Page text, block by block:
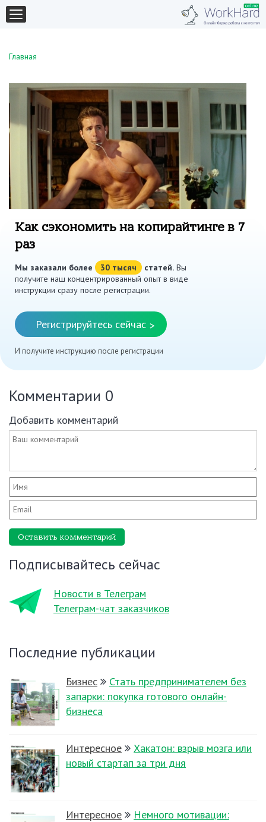
Главная
Как сэкономить на копирайтинге в 7
раз
Мы заказали более 30 тысяч статей. Вы
получите наш концентрированный опыт в виде
инструкции сразу после регистрации.
Регистрируйтесь сейчас >
И получите инструкцию после регистрации
Комментарии 0
Добавить комментарий
Оставить комментарий
Подписывайтесь сейчас
Новости в Телеграм
Телеграм-чат заказчиков
Последние публикации
Бизнес
Стать предпринимателем без
запарки: покупка готового онлайн-
бизнеса
Интересное
Хакатон: взрыв мозга или
новый стартап за три дня
Интересное
Немного мотивации: